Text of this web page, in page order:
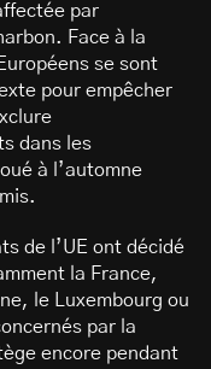
par
Face à la
se sont
pour empêcher
dans les
à l’automne
de l’UE ont décidé
la France,
le Luxembourg ou
par la
encore pendant